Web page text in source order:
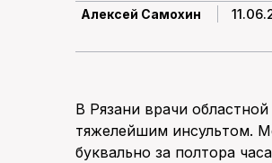
Алексей Самохин
В Рязани врачи
тяжелейшим инсультом.
буквально за полтора